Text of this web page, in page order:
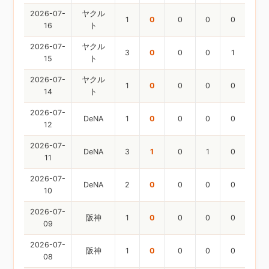
2026-07-
16
ヤクル
ト
1 0 0 0 0
2026-07-
15
ヤクル
ト
3 0 0 0 1
2026-07-
14
ヤクル
ト
1 0 0 0 0
2026-07-
12
DeNA 1 0 0 0 0
2026-07-
11
DeNA 3 1 0 1 0
2026-07-
10
DeNA 2 0 0 0 0
2026-07-
09
阪神 1 0 0 0 0
2026-07-
08
阪神 1 0 0 0 0